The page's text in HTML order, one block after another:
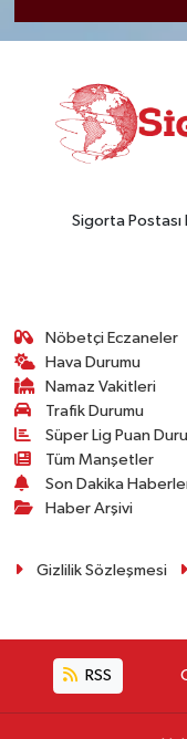
Sigorta
Nöbetçi Eczaneler
Hava Durumu
Namaz Vakitleri
Trafik Durumu
Süper Lig Puan
Tüm Manşetler
Son Dakika
Haber Arşivi
Gizlilik Sözleşmesi
RSS